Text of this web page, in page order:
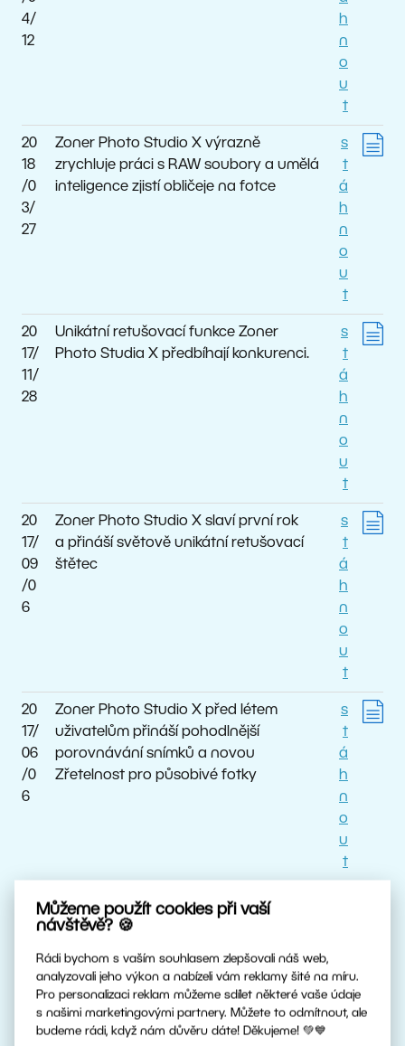
Můžeme použít cookies při vaší
návštěvě? 🍪
Rádi bychom s vaším souhlasem zlepšovali náš web,
analyzovali jeho výkon a nabízeli vám reklamy šité na míru.
Pro personalizaci reklam můžeme sdílet některé vaše údaje
s našimi marketingovými partnery. Můžete to odmítnout, ale
budeme rádi, když nám důvěru dáte! Děkujeme! 💚💙
4/
12
h
n
o
u
t
20
18
/0
3/
27
Zoner Photo Studio X výrazně
zrychluje práci s RAW soubory a umělá
inteligence zjistí obličeje na fotce
s
t
á
h
n
o
u
t
20
17/
11/
28
Unikátní retušovací funkce Zoner
Photo Studia X předbíhají konkurenci.
s
t
á
h
n
o
u
t
20
17/
09
/0
6
Zoner Photo Studio X slaví první rok
a přináší světově unikátní retušovací
štětec
s
t
á
h
n
o
u
t
20
17/
06
/0
6
Zoner Photo Studio X před létem
uživatelům přináší pohodlnější
porovnávání snímků a novou
Zřetelnost pro působivé fotky
s
t
á
h
n
o
u
t
20
17/
/21
Zoner Photo Studio X získává další
přelomová vylepšení: vynikající
štětcový filtr
n
o